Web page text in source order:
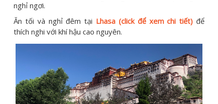
nghỉ ngơi.
Ăn tối và nghỉ đêm tại Lhasa (click để xem chi tiết) để
thích nghi với khí hậu cao nguyên.